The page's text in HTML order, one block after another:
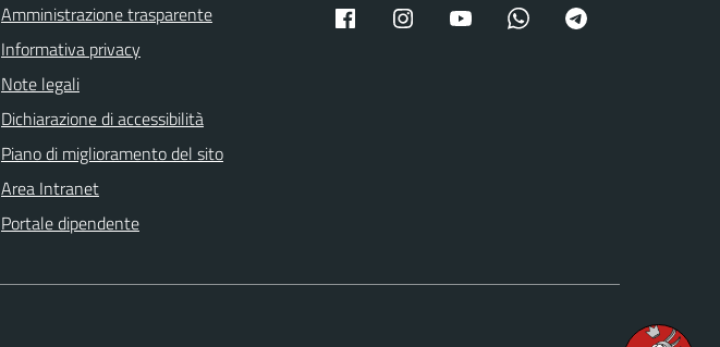
Amministrazione trasparente
Informativa privacy
Note legali
Dichiarazione di accessibilità
Piano di miglioramento del sito
Area Intranet
Portale dipendente
Facebook Instagram Youtube Whatsapp